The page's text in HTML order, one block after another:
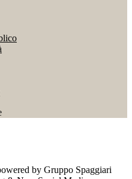
by Gruppo Spaggiari